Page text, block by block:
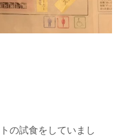
の試食をしていまし